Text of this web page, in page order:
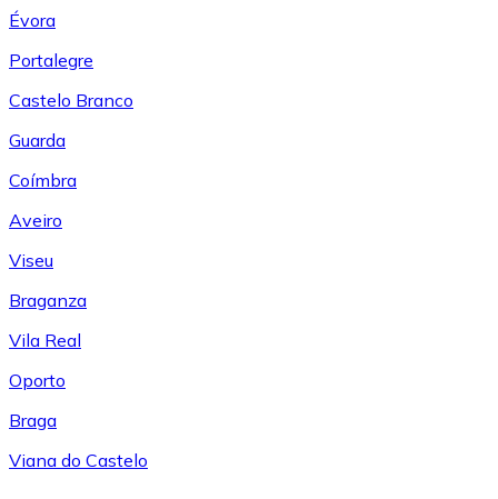
Évora
Portalegre
Castelo Branco
Guarda
Coímbra
Aveiro
Viseu
Braganza
Vila Real
Oporto
Braga
Viana do Castelo